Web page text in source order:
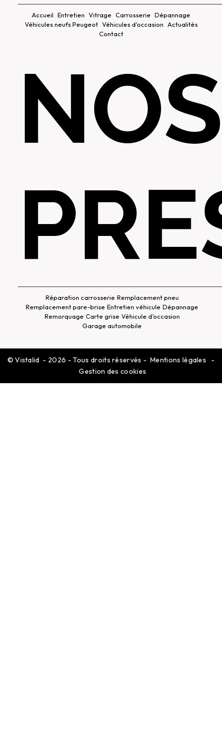
Accueil Entretien Vitrage Carrosserie Dépannage
Véhicules neufs Peugeot Véhicules d'occasion Actualités
Contact
Réparation carrosserie Remplacement pneu
Remplacement pare-brise Entretien véhicule Dépannage
Remorquage Carte grise Véhicule d'occasion
Garage automobile
©Vistalid - 2026 - Tous droits réservés - Mentions légales
-
Gestion des cookies